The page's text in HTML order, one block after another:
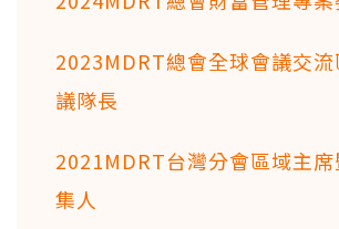
2023MDRT總會全球會議交
議隊長
2021MDRT台灣分會區域主席
集人